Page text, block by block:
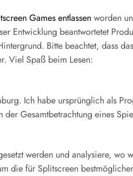
Games entlassen worden
Entwicklung beantwortetet
Bitte beachtet, dass
Viel Spaß beim Lesen:
Ich habe ursprünglich als
Gesamtbetrachtung eines
werden und analysiere, wo
die für Splitscreen